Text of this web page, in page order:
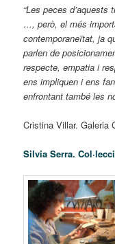
“Les peces
…, però, el més
contemporaneïtat, ja
parlen de
respecte, empatia i
ens impliquen i ens
enfrontant també les
Cristina Villar. Galeria
Silvia Serra.